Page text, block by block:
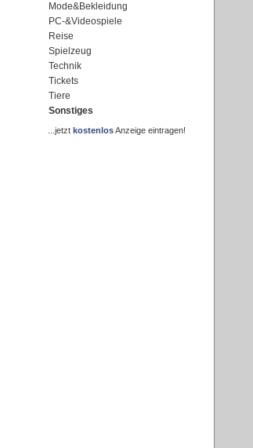
Mode&Bekleidung
PC-&Videospiele
Reise
Spielzeug
Technik
Tickets
Tiere
Sonstiges
...jetzt kostenlosAnzeige eintragen!